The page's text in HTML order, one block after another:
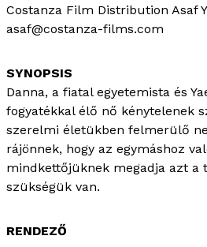
Costanza Film Distribution Asaf
asaf@costanza-films.com
Danna, a fiatal egyetemista és
fogyatékkal élő nő kénytelenek
szerelmi életükben felmerülő
rájönnek, hogy az egymáshoz
mindkettőjüknek megadja azt a
szükségük van.
RENDEZŐ